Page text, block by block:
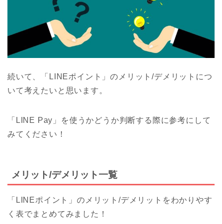
続いて、「LINEポイント」のメリット/デメリットにつ
いて考えたいと思います。
「LINE Pay」を使うかどうか判断する際に参考にして
みてください！
メリット/デメリット一覧
「LINEポイント」のメリット/デメリットをわかりやす
く表でまとめてみました！